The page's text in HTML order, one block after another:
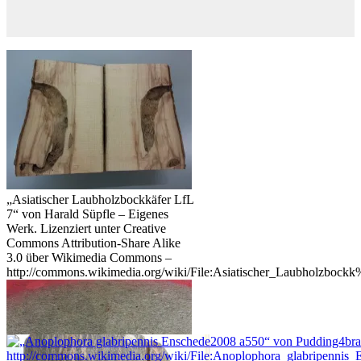
„Asiatischer Laubholzbockkäfer LfL
7“ von Harald Süpfle – Eigenes
Werk. Lizenziert unter Creative
Commons Attribution-Share Alike
3.0 über Wikimedia Commons –
http://commons.wikimedia.org/wiki/